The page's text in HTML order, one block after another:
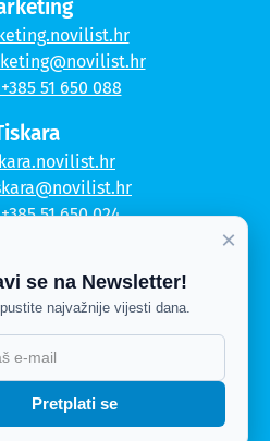
51 650 088
51 650 024
privatnosti
kolačića
informacijama
×
se na Newsletter!
najvažnije vijesti dana.
Pretplati se